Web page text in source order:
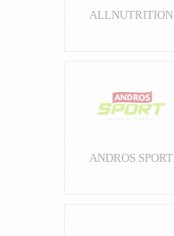
ALLNUTRITION
ANDROS SPORT